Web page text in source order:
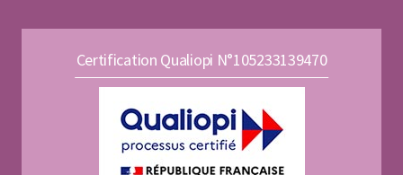
Certification Qualiopi N°105233139470